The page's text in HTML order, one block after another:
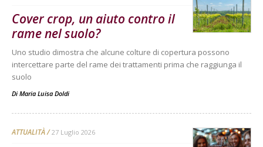
Cover crop, un aiuto contro il
rame nel suolo?
Uno studio dimostra che alcune colture di copertura possono
intercettare parte del rame dei trattamenti prima che raggiunga il
suolo
Di Maria Luisa Doldi
ATTUALITÀ 27 Luglio 2026